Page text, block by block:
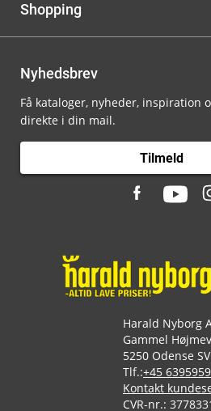
Shopping
Nyhedsbrev
Få kataloger, nyheder, inspiration
direkte i din mail.
Tilmeld
Harald Nyborg
Gammel
5250 Odense SV
Tlf.:+45
Kontakt
CVR-nr.: